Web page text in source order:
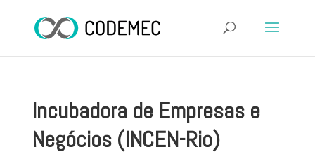
Incubadora de Empresas e
Negócios (INCEN-Rio)